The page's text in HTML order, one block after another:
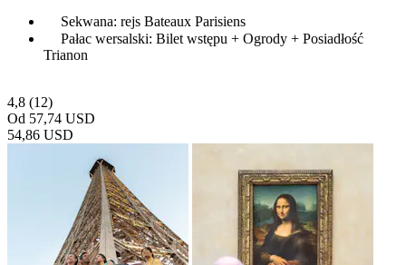
Sekwana: rejs Bateaux Parisiens
Pałac wersalski: Bilet wstępu + Ogrody + Posiadłość
Trianon
4,8 (12)
Od 57,74 USD
54,86 USD